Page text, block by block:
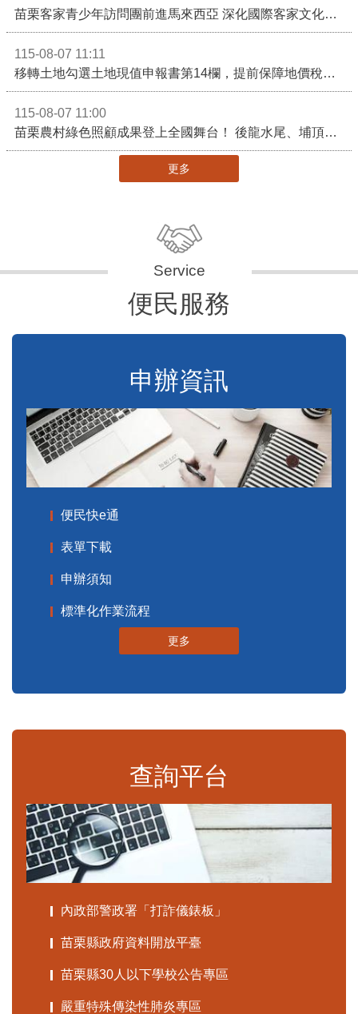
苗栗客家青少年訪問團前進馬來西亞 深化國際客家文化交流
115-08-07 11:11
移轉土地勾選土地現值申報書第14欄，提前保障地價稅節稅權益
115-08-07 11:00
苗栗農村綠色照顧成果登上全國舞台！ 後龍水尾、埔頂社區前進2026高齡健康產業博覽會
更多
便民服務
申辦資訊
便民快e通
表單下載
申辦須知
標準化作業流程
更多
查詢平台
內政部警政署「打詐儀錶板」
苗栗縣政府資料開放平臺
苗栗縣30人以下學校公告專區
嚴重特殊傳染性肺炎專區